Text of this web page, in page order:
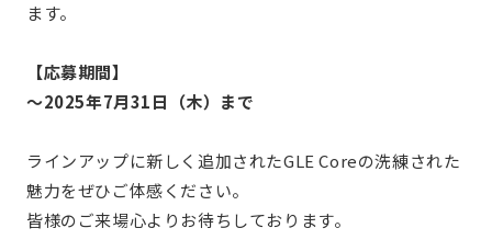
ます。
【応募期間】
～2025年7月31日（木）まで
ラインアップに新しく追加されたGLE Coreの洗練された
魅力をぜひご体感ください。
皆様のご来場心よりお待ちしております。